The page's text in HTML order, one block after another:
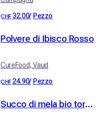
CHF 32.00/ Pezzo
Polvere di Ibisco Rosso
CureFood, Vaud
CHF 24.90/ Pezzo
Succo di mela bio torbido da alberi ad alto fusto, 3 litri